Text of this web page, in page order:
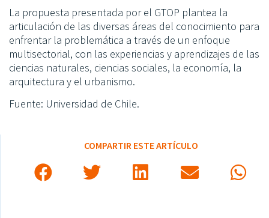
La propuesta presentada por el GTOP plantea la
articulación de las diversas áreas del conocimiento para
enfrentar la problemática a través de un enfoque
multisectorial, con las experiencias y aprendizajes de las
ciencias naturales, ciencias sociales, la economía, la
arquitectura y el urbanismo.
Fuente: Universidad de Chile.
COMPARTIR ESTE ARTÍCULO